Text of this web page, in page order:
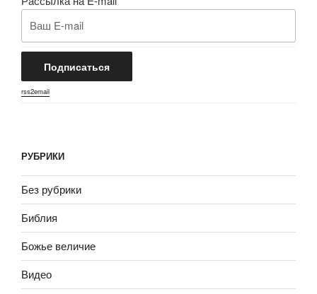
rss2email
РУБРИКИ
Без рубрики
Библия
Божье величие
Видео